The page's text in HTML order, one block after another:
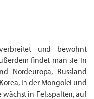
und bewohnt
findet man sie in
Nordeuropa, Russland
in der Mongolei und
wächst in Felsspalten, auf